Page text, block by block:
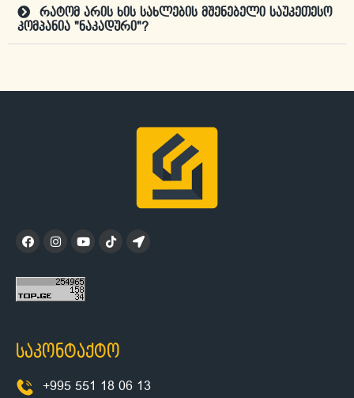
რატომ არის ხის სახლების მშენებელი საუკეთესო
კომპანია "ნაკადური"?
საკონტაქტო
+995 551 18 06 13